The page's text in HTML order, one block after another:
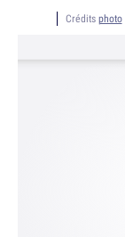
Crédits photo